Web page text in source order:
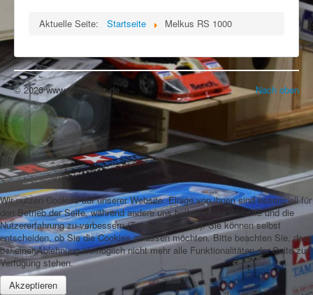
Aktuelle Seite: Startseite Melkus RS 1000
Nach oben
© 2026 www.slotracerz.de
Wir nutzen Cookies auf unserer Website. Einige von ihnen sind essenziell für
den Betrieb der Seite, während andere uns helfen, diese Website und die
Nutzererfahrung zu verbessern (Tracking Cookies). Sie können selbst
entscheiden, ob Sie die Cookies zulassen möchten. Bitte beachten Sie, dass
bei einer Ablehnung womöglich nicht mehr alle Funktionalitäten der Seite zur
Verfügung stehen.
Akzeptieren